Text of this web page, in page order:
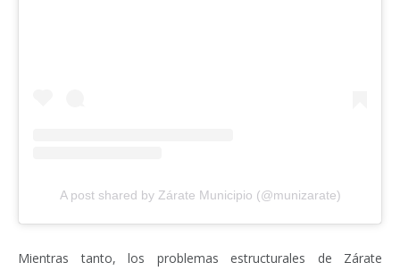
A post shared by Zárate Municipio (@munizarate)
Mientras tanto, los problemas estructurales de Zárate